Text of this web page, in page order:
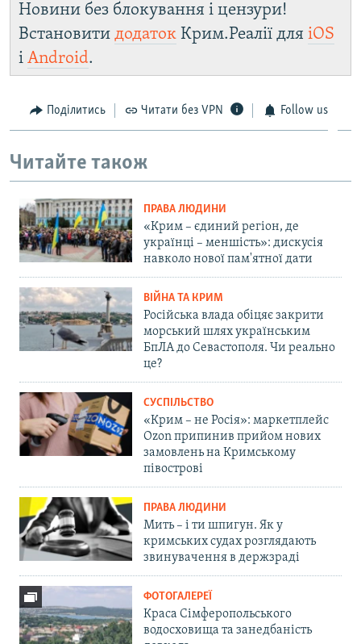
Новини без блокування і цензури!
Встановити додаток Крим.Реалії для iOS
і Android.
Поділитись Читати без VPN Follow us
Читайте також
ПРАВА ЛЮДИНИ
«Крим – єдиний регіон, де
українці – меншість»: дискусія
навколо нової пам'ятної дати
ВІЙНА ТА КРИМ
Російська влада обіцяє закрити
морський шлях українським
БпЛА до Севастополя. Чи реально
це?
СУСПІЛЬСТВО
«Крим – не Росія»: маркетплейс
Ozon припинив прийом нових
замовлень на Кримському
півострові
ПРАВА ЛЮДИНИ
Мить – і ти шпигун. Як у
кримських судах розглядають
звинувачення в держзраді
ФОТОГАЛЕРЕЇ
Краса Сімферопольського
водосховища та занедбаність